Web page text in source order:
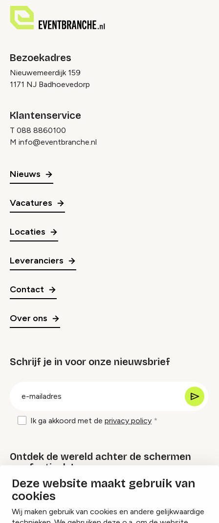
Deze website maakt gebruik van
cookies
Wij maken gebruik van cookies en andere gelijkwaardige
Bezoekadres
Nieuwemeerdijk 159
1171 NJ Badhoevedorp
Klantenservice
T 088 8860100
M info@eventbranche.nl
Nieuws
Vacatures
Locaties
Leveranciers
Contact
Over ons
Schrijf je in voor onze nieuwsbrief
Ik ga akkoord met de privacy policy
Ontdek de wereld achter de schermen
van festivals!
Lees onze Festival Specials